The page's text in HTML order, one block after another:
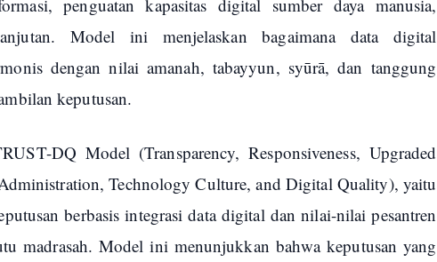
penguatan kapasitas digital sumber daya manusia,
Model ini menjelaskan bagaimana data digital
dengan nilai amanah, tabayyun, syūrā, dan tanggung
keputusan.
DQ Model (Transparency, Responsiveness, Upgraded
Technology Culture, and Digital Quality), yaitu
berbasis integrasi data digital dan nilai-nilai pesantren
madrasah. Model ini menunjukkan bahwa keputusan yang